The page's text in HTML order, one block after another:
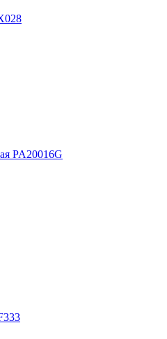
PA20016G